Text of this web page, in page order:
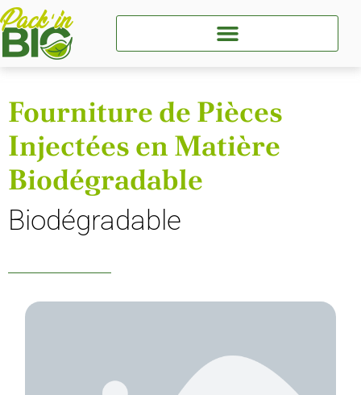
Fourniture de Pièces
Injectées en Matière
Biodégradable
Biodégradable